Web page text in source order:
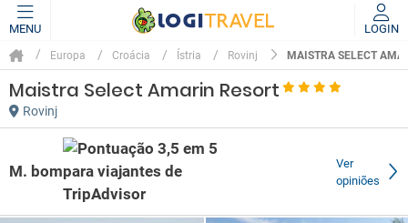
MENU LOGIN
Europa Croácia Ístria Rovinj MAISTRA SELECT
Maistra Select Amarin Resort
Rovinj
M. bom
Ver
opiniões